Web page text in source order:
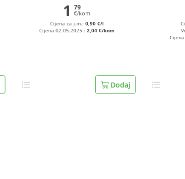
1 79
€/kom
Cijena za j.m.: 0,90 €/l
Cijena 02.05.2025.: 2,04 €/kom
Dodaj